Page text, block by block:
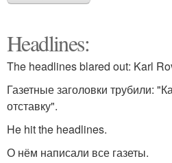
Headlines:
The headlines blared out: Karl
Газетные заголовки трубили:
отставку".
He hit the headlines.
О нём написали все газеты.